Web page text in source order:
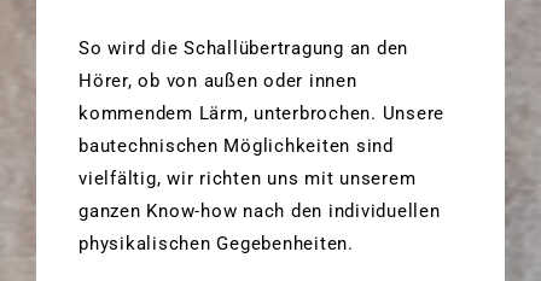
So wird die Schallübertragung an den
Hörer, ob von außen oder innen
kommendem Lärm, unterbrochen. Unsere
bautechnischen Möglichkeiten sind
vielfältig, wir richten uns mit unserem
ganzen Know-how nach den individuellen
physikalischen Gegebenheiten.